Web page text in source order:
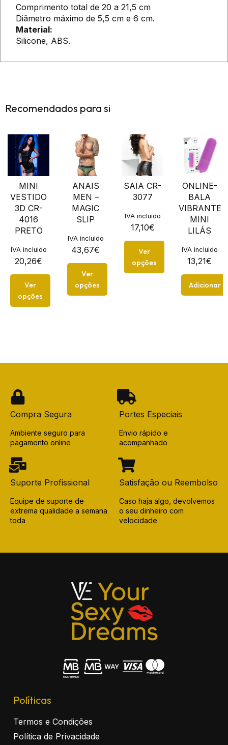
Comprimento total de 20 a 21,5 cm
Diâmetro máximo de 5,5 cm e 6 cm.
Material:
Silicone, ABS.
Recomendados para si
MINI
VESTIDO
3D CR-
4016
PRETO
20,26€
IVA incluido
Ver
opções
ANAIS
MEN –
MAGIC
SLIP
43,67€
IVA incluido
Ver
opções
SAIA CR-
3077
17,10€
IVA incluido
Ver
opções
ONLINE-
BALA
VIBRANTE
MINI
LILÁS
13,21€
IVA incluido
Adicionar
Compra Segura
Ambiente seguro para
pagamento online
Portes Especiais
Envio rápido e
acompanhado
Suporte Profissional
Equipe de suporte de
extrema qualidade a semana
toda
Satisfação ou Reembolso
Caso haja algo, devolvemos
o seu dinheiro com
velocidade
Políticas
Termos e Condições
Política de Privacidade